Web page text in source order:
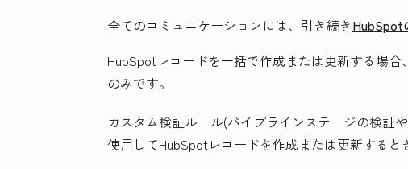
全てのコミュニケーションには、引き続きHubSpot
HubSpotレコードを一括で作成または更新する場
のみです。
カスタム検証ルール(パイプラインステージの検証
使用してHubSpotレコードを作成または更新すると